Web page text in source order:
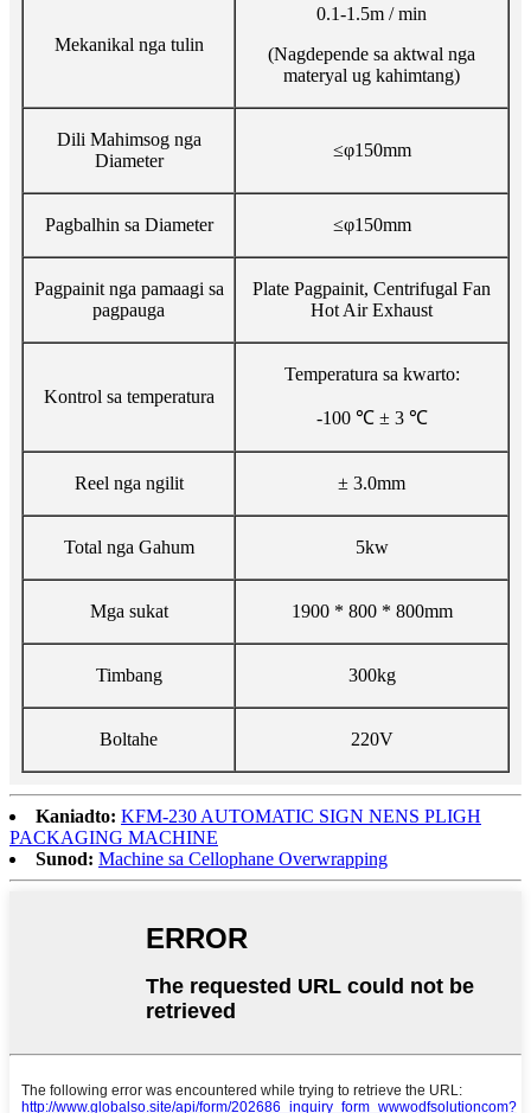
Mekanikal nga tulin
0.1-1.5m / min
(Nagdepende sa aktwal nga
materyal ug kahimtang)
Dili Mahimsog nga
Diameter
≤φ150mm
Pagbalhin sa Diameter ≤φ150mm
Pagpainit nga pamaagi sa
pagpauga
Plate Pagpainit, Centrifugal Fan
Hot Air Exhaust
Kontrol sa temperatura
Temperatura sa kwarto:
-100 ℃ ± 3 ℃
Reel nga ngilit ± 3.0mm
Total nga Gahum 5kw
Mga sukat 1900 * 800 * 800mm
Timbang 300kg
Boltahe 220V
Kaniadto: KFM-230 AUTOMATIC SIGN NENS PLIGH
PACKAGING MACHINE
Sunod: Machine sa Cellophane Overwrapping